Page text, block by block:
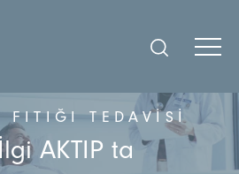
FITIĞI TEDAVISI
AKTIP ta